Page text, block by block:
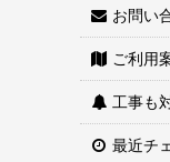
お問い
ご利用
工事も
最近チ